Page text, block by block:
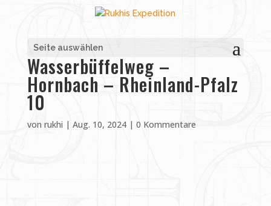
Seite auswählen
Wasserbüffelweg –
Hornbach – Rheinland-Pfalz
10
von rukhi | Aug. 10, 2024| 0 Kommentare